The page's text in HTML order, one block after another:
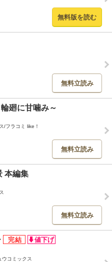
無料版を読む
無料立読み
廻に甘噛み～
/フラコミ like！
無料立読み
本編集
無料立読み
コミックス